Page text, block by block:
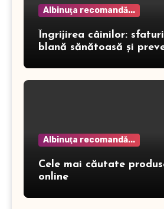
Albinuţa recomandă...
Îngrijirea câinilor:
blană sănătoasă și
Albinuţa recomandă...
Cele mai căutate
online